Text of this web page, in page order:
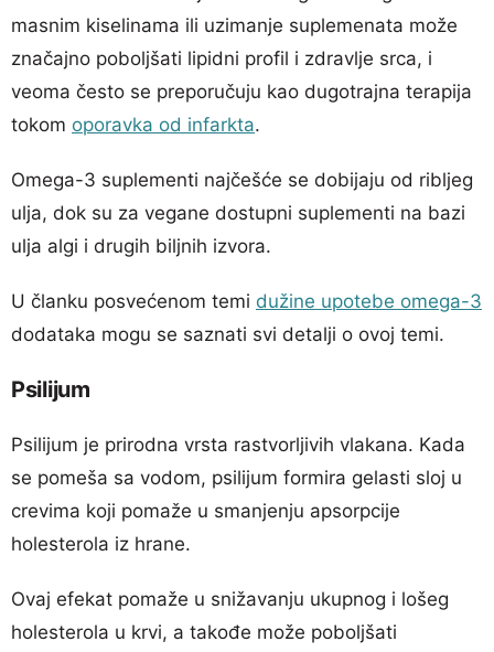
masnim kiselinama ili uzimanje suplemenata može
značajno poboljšati lipidni profil i zdravlje srca, i
veoma često se preporučuju kao dugotrajna terapija
tokom oporavka od infarkta.
Omega-3 suplementi najčešće se dobijaju od ribljeg
ulja, dok su za vegane dostupni suplementi na bazi
ulja algi i drugih biljnih izvora.
U članku posvećenom temi dužine upotebe omega-3
dodataka mogu se saznati svi detalji o ovoj temi.
Psilijum
Psilijum je prirodna vrsta rastvorljivih vlakana. Kada
se pomeša sa vodom, psilijum formira gelasti sloj u
crevima koji pomaže u smanjenju apsorpcije
holesterola iz hrane.
Ovaj efekat pomaže u snižavanju ukupnog i lošeg
holesterola u krvi, a takođe može poboljšati